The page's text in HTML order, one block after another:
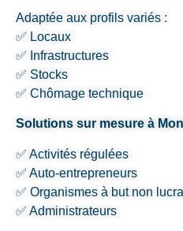
Adaptée aux profils variés :
✅ Locaux
✅ Infrastructures
✅ Stocks
✅ Chômage technique
Solutions sur mesure à
✅ Activités régulées
✅ Auto-entrepreneurs
✅ Organismes à but non
✅ Administrateurs